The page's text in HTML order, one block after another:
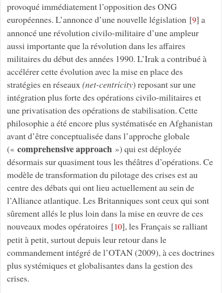
provoqué immédiatement l’opposition des ONG
européennes. L’annonce d’une nouvelle législation[9] a
annoncé une révolution civilo-militaire d’une ampleur
aussi importante que la révolution dans les affaires
militaires du début des années 1990. L’Irak a contribué à
accélérer cette évolution avec la mise en place des
stratégies en réseaux(net-centricity) reposant sur une
intégration plus forte des opérations civilo-militaires et
une privatisation des opérations de stabilisation. Cette
philosophie a été encore plus systématisée en Afghanistan
avant d’être conceptualisée dans l’approche globale
(« comprehensive approach») qui est déployée
désormais sur quasiment tous les théâtres d’opérations. Ce
modèle de transformation du pilotage des crises est au
centre des débats qui ont lieu actuellement au sein de
l’Alliance atlantique. Les Britanniques sont ceux qui sont
sûrement allés le plus loin dans la mise en œuvre de ces
nouveaux modes opératoires [10], les Français se ralliant
petit à petit, surtout depuis leur retour dans le
commandement intégré de l’OTAN (2009), à ces doctrines
plus systémiques et globalisantes dans la gestion des
crises.